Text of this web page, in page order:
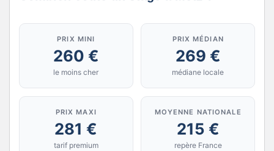
PRIX MINI
260 €
le moins cher
PRIX MÉDIAN
269 €
médiane locale
PRIX MAXI
281 €
tarif premium
MOYENNE NATIONALE
215 €
repère France